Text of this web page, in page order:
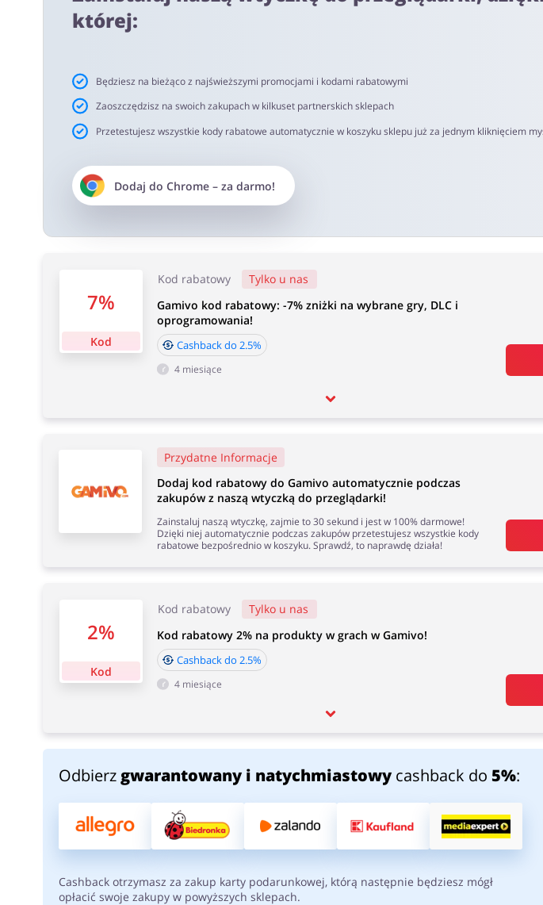
netto. Rekomendujemy korzystanie z wtyczki alerabat.com. Pamiętaj aby przed zakupem
oferujących kody rabatowe lub cashback.
Czas akceptacji cashback:
Średni czas akceptacji Cashback w Gamivo wynosi od 40 do 90 dni.
której:
Będziesz na bieżąco z najświeższymi promocjami i kodami rabatowymi
Zaoszczędzisz na swoich zakupach w kilkuset partnerskich sklepach
Przetestujesz wszystkie kody rabatowe automatycznie w koszyku sklepu już za jednym kliknięciem
Dodaj do Chrome– za darmo!
7%
Kod
Kod rabatowy
Tylko u nas
Gamivo kod rabatowy: -7% zniżki na wybrane gry, DLC i
oprogramowania!
Cashback do 2.5%
4 miesiące
2%
Kod
Kod rabatowy
Tylko u nas
Kod rabatowy 2% na produkty w grach w Gamivo!
Cashback do 2.5%
4 miesiące
Przydatne Informacje
Dodaj kod rabatowy do Gamivo automatycznie podczas
zakupów z naszą wtyczką do przeglądarki!
Zainstaluj naszą wtyczkę, zajmie to 30 sekund i jest w 100% darmowe!
Dzięki niej automatycznie podczas zakupów przetestujesz wszystkie kody
rabatowe bezpośrednio w koszyku. Sprawdź, to naprawdę działa!
Odbierz gwarantowany i natychmiastowycashback do 5%:
Cashback otrzymasz za zakup karty podarunkowej, którą następnie będziesz mógł
opłacić swoje zakupy w powyższych sklepach.